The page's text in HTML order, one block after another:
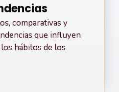
comparativas y
que influyen
hábitos de los